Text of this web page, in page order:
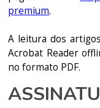
premium.
A leitura dos
Acrobat Reader
no formato PDF.